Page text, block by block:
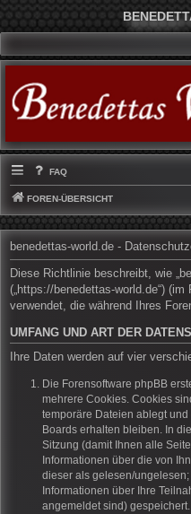
FAQ
FOREN-ÜBERSICHT
benedettas-world.de -
Diese Richtlinie beschreibt, wie
(„https://benedettas-world.de“) (im
verwendet, die während Ihres
UMFANG UND ART DER
Ihre Daten werden auf vier
Die Forensoftware phpBB
mehrere Cookies. Cookies
temporäre Dateien ablegt
Boards erhalten bleiben. In
Sitzung (damit Ihnen alle
Informationen über die von
dieser als gelesen/
Informationen über Ihre
angemeldet sind)